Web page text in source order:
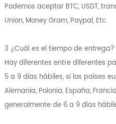
Podemos aceptar BTC, USDT,
Union, Money Gram, Paypal, Etc.
3 ¿Cuál es el tiempo de entrega?
Hay diferentes entre diferentes
5 a 9 días hábiles, si los países
Alemania, Polonia, España,
generalmente de 6 a 9 días